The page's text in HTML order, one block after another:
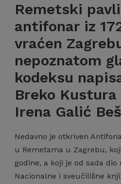
Remetski
antifonar iz
vraćen
nepoznatom
kodeksu
Breko Kustura
Irena Galić
Nedavno je otkriven
u Remetama u Zagrebu,
godine, a koji je od sada
Nacionalne i sveučilišne